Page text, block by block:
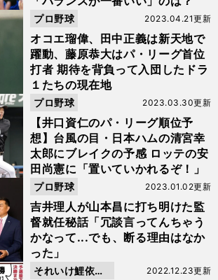
オコエ瑠偉、田中正義は新天地で
躍動、藤原恭大はパ・リーグ首位
打者 期待を背負って入団したドラ
１たちの現在地
2023.04.21更新
プロ野球
【井口資仁のパ・リーグ順位予
想】台風の目・日本ハムの清宮幸
太郎にブレイクの予感 ロッテの安
田尚憲に「置いていかれるぞ！」
2023.03.30更新
プロ野球
吉井理人が山本昌に打ち明けた監
督就任秘話「冗談言ってんちゃう
かなって...でも、断る理由はなか
った」
2023.01.02更新
プロ野球
2022.12.23更新
それいけ鯉依奈